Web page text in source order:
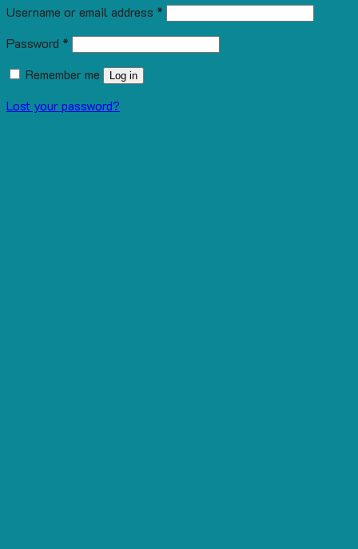
Username or email address *
Password *
Remember me
Log in
Lost your password?